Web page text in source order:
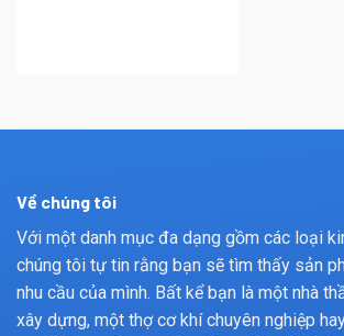
Về chúng tôi
Với một danh mục đa dạng gồm các loại
chúng tôi tự tin rằng bạn sẽ tìm thấy sản
nhu cầu của mình. Bất kể bạn là một nhà
xây dựng, một thợ cơ khí chuyên nghiệp